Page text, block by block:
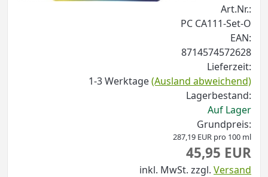
Art.Nr.:
PC CA111-Set-O
EAN:
8714574572628
Lieferzeit:
1-3 Werktage(Ausland abweichend)
Lagerbestand:
Auf Lager
Grundpreis:
287,19 EUR pro 100 ml
45,95 EUR
inkl. MwSt. zzgl. Versand